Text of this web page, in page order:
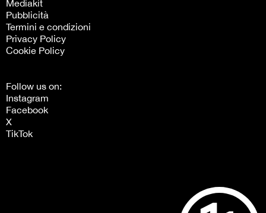
Mediakit
Pubblicità
Termini e condizioni
Privacy Policy
Cookie Policy
Follow us on:
Instagram
Facebook
X
TikTok